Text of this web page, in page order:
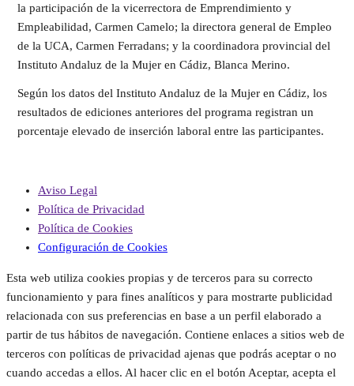
la participación de la vicerrectora de Emprendimiento y
Empleabilidad, Carmen Camelo; la directora general de Empleo
de la UCA, Carmen Ferradans; y la coordinadora provincial del
Instituto Andaluz de la Mujer en Cádiz, Blanca Merino.
Según los datos del Instituto Andaluz de la Mujer en Cádiz, los
resultados de ediciones anteriores del programa registran un
porcentaje elevado de inserción laboral entre las participantes.
Aviso Legal
Política de Privacidad
Política de Cookies
Configuración de Cookies
Esta web utiliza cookies propias y de terceros para su correcto
funcionamiento y para fines analíticos y para mostrarte publicidad
relacionada con sus preferencias en base a un perfil elaborado a
partir de tus hábitos de navegación. Contiene enlaces a sitios web de
terceros con políticas de privacidad ajenas que podrás aceptar o no
cuando accedas a ellos. Al hacer clic en el botón Aceptar, acepta el